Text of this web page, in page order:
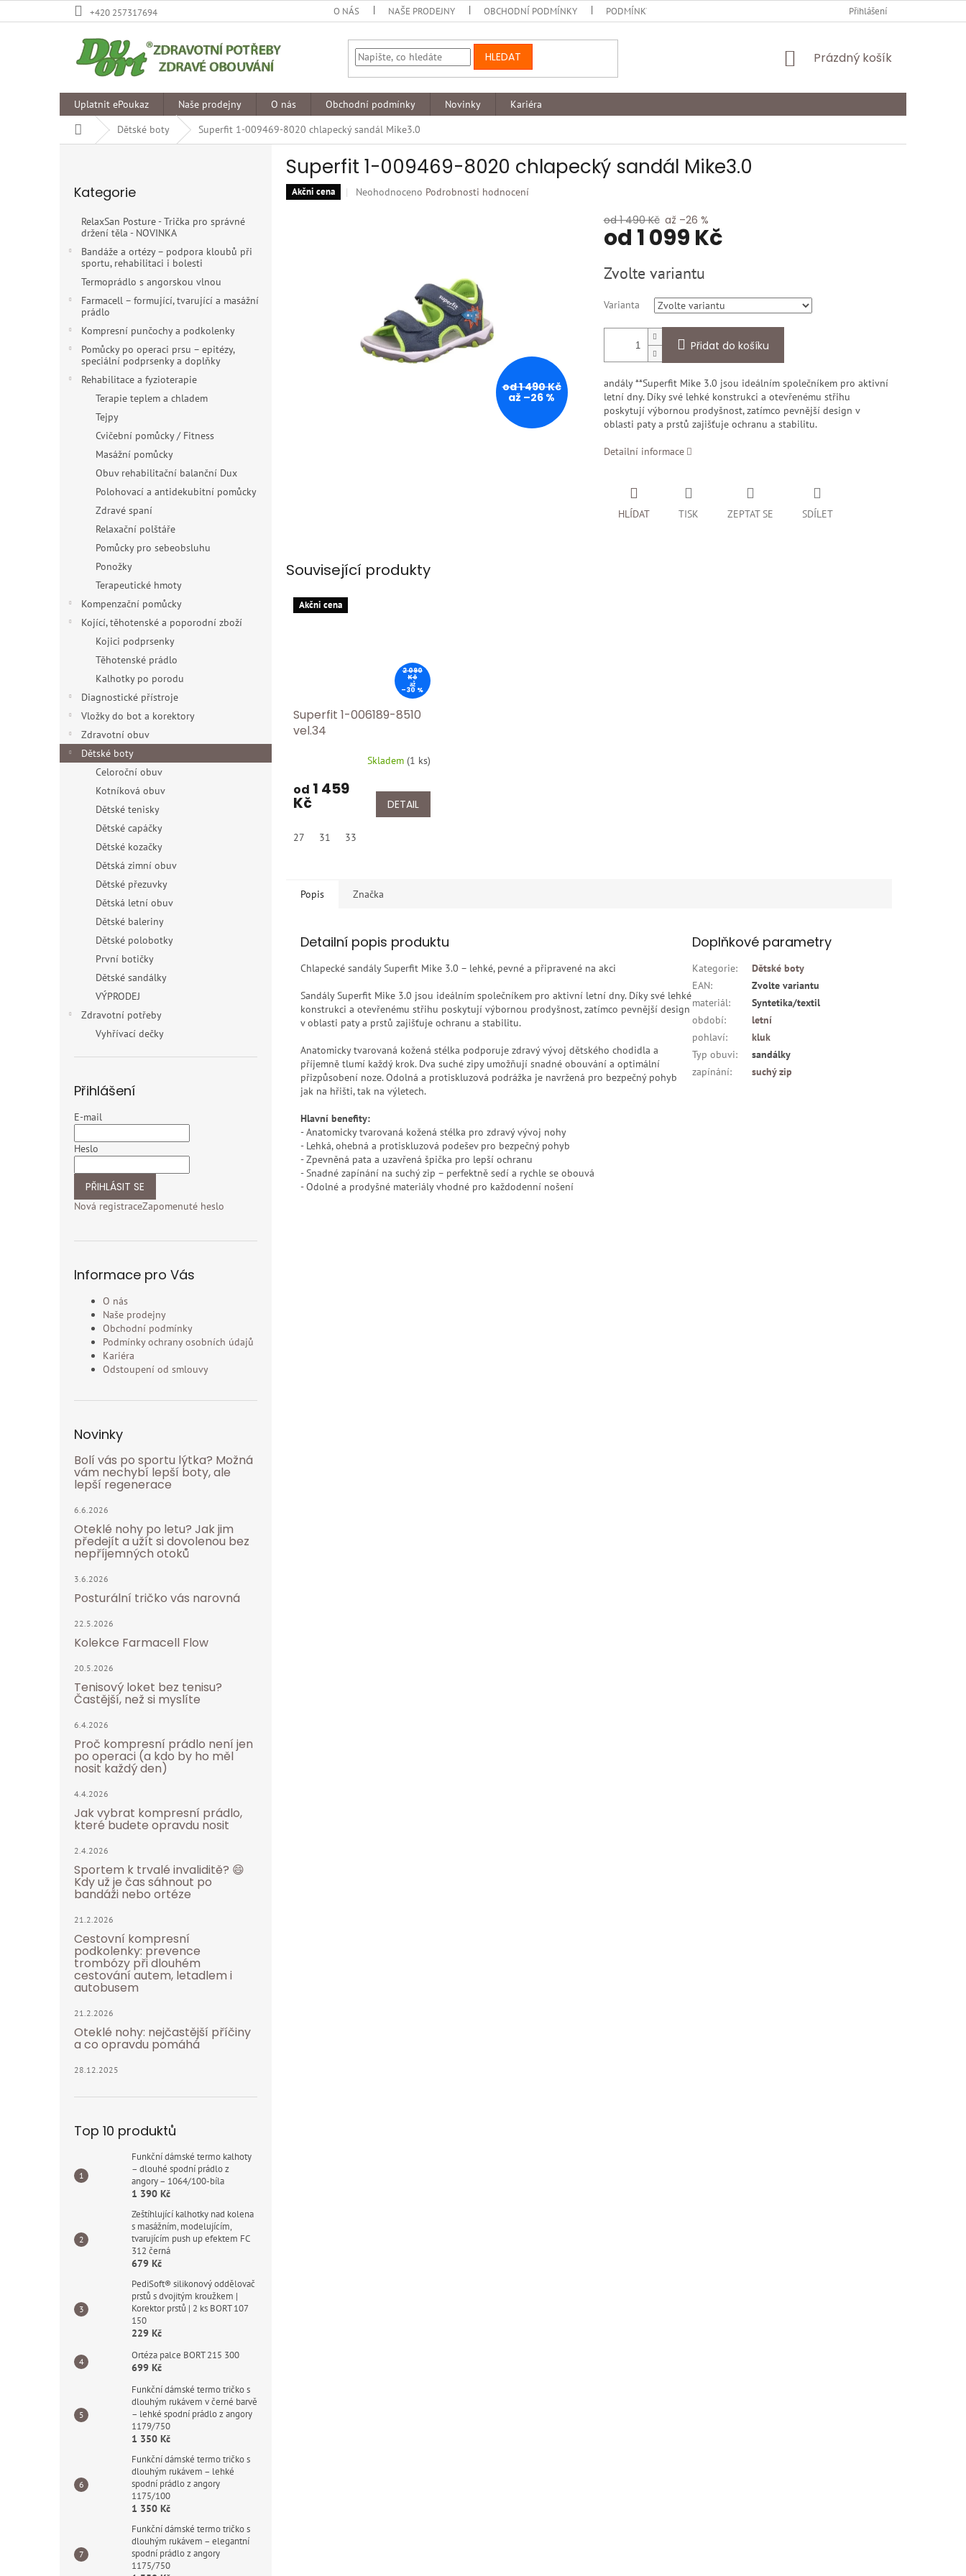
na
+420 257317694 O NÁS NAŠE PRODEJNY OBCHODNÍ PODMÍNKY PODMÍNKY OCHRANY OSOBNÍCH ÚDAJŮ ODSTOUPENÍ OD
Přihlášení
HLEDAT
NÁKUPNÍ
Prázdný košík
Uplatnit ePoukaz Naše prodejny O nás Obchodní podmínky Novinky
Kariéra
Domů
Dětské boty Superfit 1-009469-8020 chlapecký sandál Mike3.0
kategorie
Kategorie
RelaxSan Posture - Trička pro správné
držení těla - NOVINKA
Bandáže a ortézy – podpora kloubů při
sportu, rehabilitaci i bolesti
Termoprádlo s angorskou vlnou
Farmacell – formující, tvarující a masážní
prádlo
Kompresní punčochy a podkolenky
Pomůcky po operaci prsu – epitézy,
speciální podprsenky a doplňky
Rehabilitace a fyzioterapie
Terapie teplem a chladem
Tejpy
Cvičební pomůcky / Fitness
Masážní pomůcky
Obuv rehabilitační balanční Dux
Polohovací a antidekubitní pomůcky
Zdravé spaní
Relaxační polštáře
Pomůcky pro sebeobsluhu
Ponožky
Terapeutické hmoty
Kompenzační pomůcky
Kojící, těhotenské a poporodní zboží
Kojici podprsenky
Těhotenské prádlo
Kalhotky po porodu
Diagnostické přístroje
Vložky do bot a korektory
Zdravotní obuv
Dětské boty
Celoroční obuv
Kotníková obuv
Dětské tenisky
Dětské capáčky
Dětské kozačky
Dětská zimní obuv
Dětské přezuvky
Dětská letní obuv
Dětské baleriny
Dětské polobotky
První botičky
Dětské sandálky
VÝPRODEJ
Zdravotní potřeby
Vyhřívací dečky
Přihlášení
E-mail
Heslo
PŘIHLÁSIT SE
Nová registraceZapomenuté heslo
Informace pro Vás
O nás
Naše prodejny
Obchodní podmínky
Podmínky ochrany osobních údajů
Kariéra
Odstoupení od smlouvy
Novinky
Bolí vás po sportu lýtka? Možná
vám nechybí lepší boty, ale
lepší regenerace
6.6.2026
Oteklé nohy po letu? Jak jim
předejít a užít si dovolenou bez
nepříjemných otoků
3.6.2026
Posturální tričko vás narovná
22.5.2026
Kolekce Farmacell Flow
20.5.2026
Tenisový loket bez tenisu?
Častější, než si myslíte
6.4.2026
Proč kompresní prádlo není jen
po operaci (a kdo by ho měl
nosit každý den)
4.4.2026
Jak vybrat kompresní prádlo,
které budete opravdu nosit
2.4.2026
Sportem k trvalé invaliditě? 😄
Kdy už je čas sáhnout po
bandáži nebo ortéze
21.2.2026
Cestovní kompresní
podkolenky: prevence
trombózy při dlouhém
cestování autem, letadlem i
autobusem
21.2.2026
Oteklé nohy: nejčastější příčiny
a co opravdu pomáhá
28.12.2025
Top 10 produktů
Funkční dámské termo kalhoty
– dlouhé spodní prádlo z
angory – 1064/100-bíla
1 390 Kč
Zeštíhlující kalhotky nad kolena
s masážním, modelujícím,
tvarujícím push up efektem FC
312 černá
679 Kč
PediSoft® silikonový oddělovač
prstů s dvojitým kroužkem |
Korektor prstů | 2 ks BORT 107
150
229 Kč
Ortéza palce BORT 215 300
699 Kč
Funkční dámské termo tričko s
dlouhým rukávem v černé barvě
– lehké spodní prádlo z angory
1179/750
1 350 Kč
Funkční dámské termo tričko s
dlouhým rukávem – lehké
spodní prádlo z angory
1175/100
1 350 Kč
Funkční dámské termo tričko s
dlouhým rukávem – elegantní
spodní prádlo z angory
1175/750
Superfit 1-009469-8020 chlapecký sandál Mike3.0
Akčni cena
Průměrné
Neohodnoceno Podrobnosti hodnocení
od 1 490 Kč
až –26 %
od 1 490 Kč až –26 %
od 1 099 Kč
cena:
Zvolte variantu
Varianta
Přidat do košíku
andály **Superfit Mike 3.0 jsou ideálním společníkem pro aktivní
letní dny. Díky své lehké konstrukci a otevřenému střihu
poskytují výbornou prodyšnost, zatímco pevnější design v
oblasti paty a prstů zajišťuje ochranu a stabilitu.
Detailní informace
TISK ZEPTAT SE
HLÍDAT SDÍLET
Související produkty
Akčni cena
2 090
Kč
až
–30 %
Superfit 1-006189-8510
vel.34
Skladem (1 ks)
od 1 459
Kč DETAIL
27 31 33
Popis Značka
Detailní popis produktu
Chlapecké sandály Superfit Mike 3.0 – lehké, pevné a připravené na akci
Sandály Superfit Mike 3.0 jsou ideálním společníkem pro aktivní letní dny. Díky své lehké
konstrukci a otevřenému střihu poskytují výbornou prodyšnost, zatímco pevnější design
v oblasti paty a prstů zajišťuje ochranu a stabilitu.
Anatomicky tvarovaná kožená stélka podporuje zdravý vývoj dětského chodidla a
příjemně tlumí každý krok. Dva suché zipy umožňují snadné obouvání a optimální
přizpůsobení noze. Odolná a protiskluzová podrážka je navržená pro bezpečný pohyb
jak na hřišti, tak na výletech.
Hlavní benefity:
- Anatomicky tvarovaná kožená stélka pro zdravý vývoj nohy
- Lehká, ohebná a protiskluzová podešev pro bezpečný pohyb
- Zpevněná pata a uzavřená špička pro lepší ochranu
- Snadné zapínání na suchý zip – perfektně sedí a rychle se obouvá
- Odolné a prodyšné materiály vhodné pro každodenní nošení
Doplňkové parametry
Kategorie:
Dětské boty
EAN:
Zvolte variantu
materiál:
Syntetika/textil
období:
letní
pohlaví:
kluk
Typ obuvi:
sandálky
zapínání: suchý zip